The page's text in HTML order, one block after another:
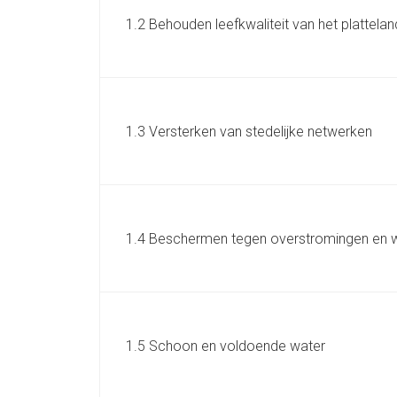
1.2 Behouden leefkwaliteit van het
1.3 Versterken van stedelijke netwerken
1.4 Beschermen tegen overstromingen en
1.5 Schoon en voldoende water